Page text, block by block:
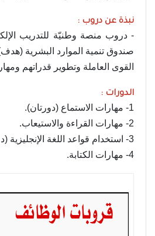
نبذة عن دروب :
- دروب منصة وطنيّة للتدريب
صندوق تنمية الموارد البشرية
القوى العاملة وتطوير قدراتهم
الدورات :
1- مهارات الاستماع (دورتان).
2- مهارات القراءة والاستيعاب.
3- استخدام قواعد اللغة الإنجليزية (دورتان).
4- مهارات الكتابة.